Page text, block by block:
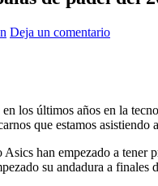
Deja un comentario
los últimos años en la
que estamos
han empezado a tener
su andadura a finales